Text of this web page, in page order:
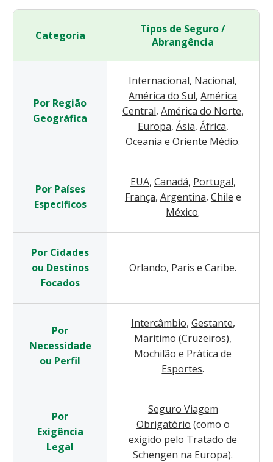
Categoria
Tipos de Seguro /
Abrangência
Por Região
Geográfica
Internacional, Nacional,
América do Sul, América
Central, América do Norte,
Europa, Ásia, África,
Oceania e Oriente Médio.
Por Países
Específicos
EUA, Canadá, Portugal,
França, Argentina, Chile e
México.
Por Cidades
ou Destinos
Focados
Orlando, Paris e Caribe.
Por
Necessidade
ou Perfil
Intercâmbio, Gestante,
Marítimo (Cruzeiros),
Mochilão e Prática de
Esportes.
Por
Exigência
Legal
Seguro Viagem
Obrigatório (como o
exigido pelo Tratado de
Schengen na Europa).